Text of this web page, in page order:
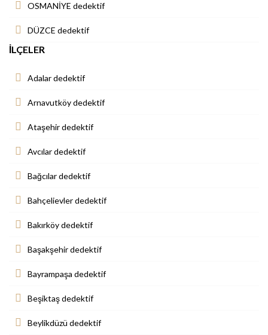
OSMANİYE dedektif
DÜZCE dedektif
İLÇELER
Adalar dedektif
Arnavutköy dedektif
Ataşehir dedektif
Avcılar dedektif
Bağcılar dedektif
Bahçelievler dedektif
Bakırköy dedektif
Başakşehir dedektif
Bayrampaşa dedektif
Beşiktaş dedektif
Beylikdüzü dedektif